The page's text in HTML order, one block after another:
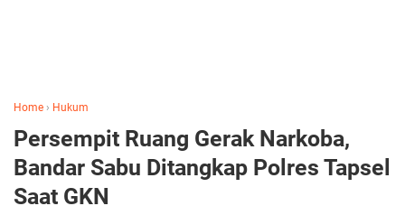
Home › Hukum
Persempit Ruang Gerak Narkoba,
Bandar Sabu Ditangkap Polres Tapsel
Saat GKN